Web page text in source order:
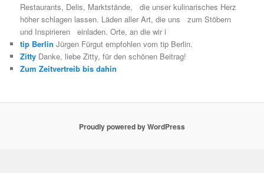
Restaurants, Delis, Marktstände, die unser kulinarisches Herz
höher schlagen lassen. Läden aller Art, die uns zum Stöbern
und Inspirieren einladen. Orte, an die wir i
tip Berlin Jürgen Fürgut empfohlen vom tip Berlin.
Zitty Danke, liebe Zitty, für den schönen Beitrag!
Zum Zeitvertreib bis dahin
Proudly powered by WordPress